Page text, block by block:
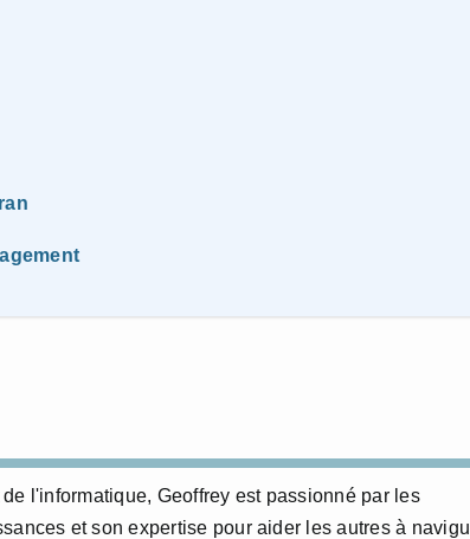
l'informatique, Geoffrey est passionné par les
et son expertise pour aider les autres à